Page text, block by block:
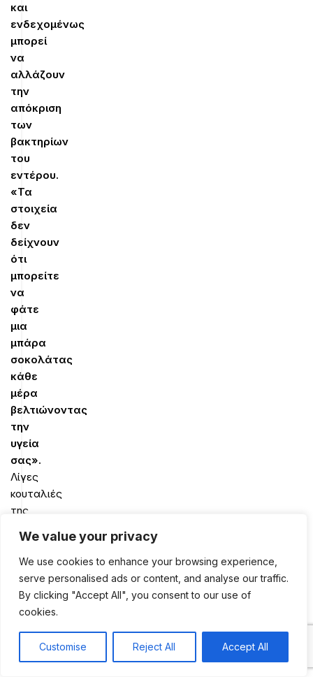
We value your privacy
We use cookies to enhance your browsing experience,
serve personalised ads or content, and analyse our traffic.
By clicking "Accept All", you consent to our use of
cookies.
Customise Reject All Accept All
και
ενδεχομένως
μπορεί
να
αλλάζουν
την
απόκριση
των
βακτηρίων
του
εντέρου.
«Τα
στοιχεία
δεν
δείχνουν
ότι
μπορείτε
να
φάτε
μια
μπάρα
σοκολάτας
κάθε
μέρα
βελτιώνοντας
την
υγεία
σας».
Λίγες
κουταλιές
της
σκόνη
κακάο
χωρίς
ζάχαρη
πάνω
πλιγούρι
βρώμης
0